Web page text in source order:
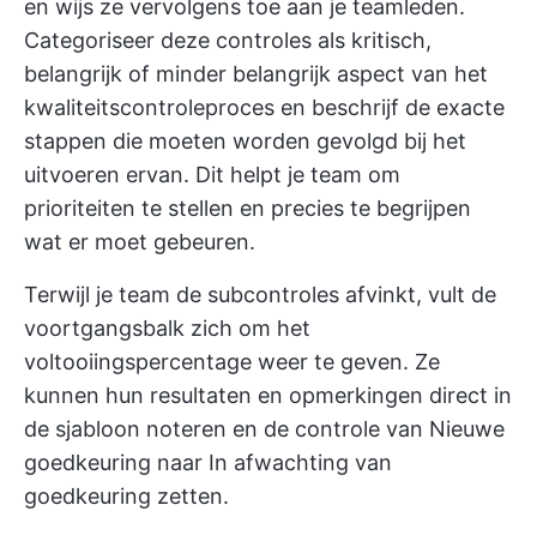
en wijs ze vervolgens toe aan je teamleden.
Categoriseer deze controles als kritisch,
belangrijk of minder belangrijk aspect van het
kwaliteitscontroleproces en beschrijf de exacte
stappen die moeten worden gevolgd bij het
uitvoeren ervan. Dit helpt je team om
prioriteiten te stellen en precies te begrijpen
wat er moet gebeuren.
Terwijl je team de subcontroles afvinkt, vult de
voortgangsbalk zich om het
voltooiingspercentage weer te geven. Ze
kunnen hun resultaten en opmerkingen direct in
de sjabloon noteren en de controle van Nieuwe
goedkeuring naar In afwachting van
goedkeuring zetten.